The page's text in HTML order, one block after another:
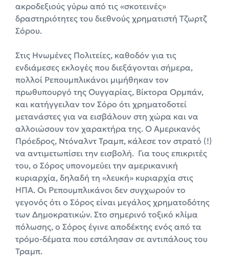
ακροδεξιούς γύρω από τις «σκοτεινές»
δραστηριότητες του διεθνούς χρηματιστή Τζωρτζ
Σόρου.
Στις Ηνωμένες Πολιτείες, καθοδόν για τις
ενδιάμεσες εκλογές που διεξάγονται σήμερα,
πολλοί Ρεπουμπλικάνοι μιμήθηκαν τον
πρωθυπουργό της Ουγγαρίας, Βίκτορα Ορμπάν,
και κατήγγειλαν τον Σόρο ότι χρηματοδοτεί
μετανάστες για να εισβάλουν στη χώρα και να
αλλοιώσουν τον χαρακτήρα της. Ο Αμερικανός
Πρόεδρος, Ντόναλντ Τραμπ, κάλεσε τον στρατό (!)
να αντιμετωπίσει την εισβολή. Για τους επικριτές
του, ο Σόρος υπονομεύει την αμερικανική
κυριαρχία, δηλαδή τη «λευκή» κυριαρχία στις
ΗΠΑ. Οι Ρεπουμπλικάνοι δεν συγχωρούν το
γεγονός ότι ο Σόρος είναι μεγάλος χρηματοδότης
των Δημοκρατικών. Στο σημερινό τοξικό κλίμα
πόλωσης, ο Σόρος έγινε αποδέκτης ενός από τα
τρόμο-δέματα που εστάλησαν σε αντιπάλους του
Τραμπ.